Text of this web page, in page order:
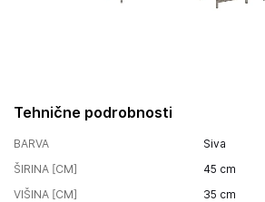
Tehnične podrobnosti
BARVA
Siva
ŠIRINA [CM]
45 cm
VIŠINA [CM]
35 cm